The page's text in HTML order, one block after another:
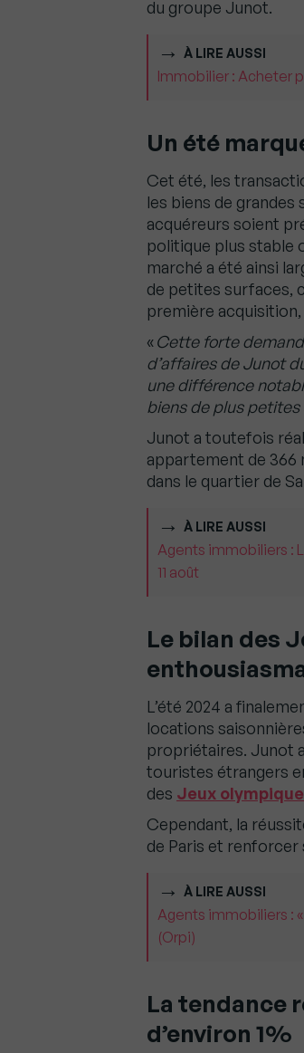
du groupe Junot.
À LIRE AUSSI
Immobilier : Acheter
Un été
Cet été, les
les biens de
acquéreurs soient
politique plus stable
marché a été ainsi
de petites surfaces,
première
«Cette forte
d’affaires de Junot
une différence
biens de plus
Junot a toutefois
appartement de 366
dans le quartier de
À LIRE AUSSI
Agents immobiliers :
11 août
Le bilan des
L’été 2024 a
locations
propriétaires. Junot
touristes étrangers
des Jeux
Cependant, la
de Paris et renforcer
À LIRE AUSSI
Agents immobiliers :
(Orpi)
La tendance
d’environ 1%